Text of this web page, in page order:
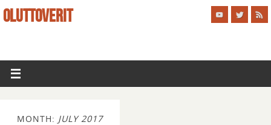
OLUTTOVERIT
MONTH: JULY 2017